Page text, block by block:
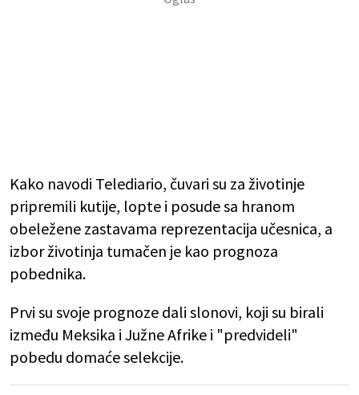
Kako navodi Telediario, čuvari su za životinje
pripremili kutije, lopte i posude sa hranom
obeležene zastavama reprezentacija učesnica, a
izbor životinja tumačen je kao prognoza
pobednika.
Prvi su svoje prognoze dali slonovi, koji su birali
između Meksika i Južne Afrike i "predvideli"
pobedu domaće selekcije.